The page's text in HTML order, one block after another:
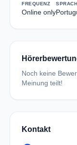
FREQUENZ
Online only
Noch keine
Meinung teilt!
Kontakt